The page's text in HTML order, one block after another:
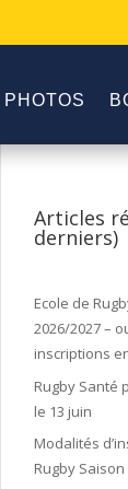
PHOTOS
Articles
derniers)
Ecole de
2026/2027 –
inscriptions
Rugby Santé
le 13 juin
Modalités
Rugby Saison